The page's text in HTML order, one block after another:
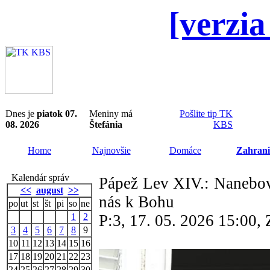
Dnes je piatok 07.
08. 2026
Meniny má
Štefánia
Pošlite tip TK
KBS
Home Najnovšie Domáce
Kalendár správ
<< august >>
po ut st št pi so ne
1
2
3
4 5 6 7 8
9
10 11 12 13 14 15 16
17 18 19 20 21 22 23
Pápež Lev XIV.:
nás k Bohu
P:3, 17. 05. 2026 15:00,